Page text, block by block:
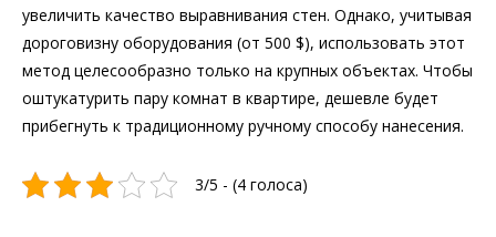
увеличить качество выравнивания стен. Однако, учитывая
дороговизну оборудования (от 500 $), использовать этот
метод целесообразно только на крупных объектах. Чтобы
оштукатурить пару комнат в квартире, дешевле будет
прибегнуть к традиционному ручному способу нанесения.
3/5 - (4 голоса)